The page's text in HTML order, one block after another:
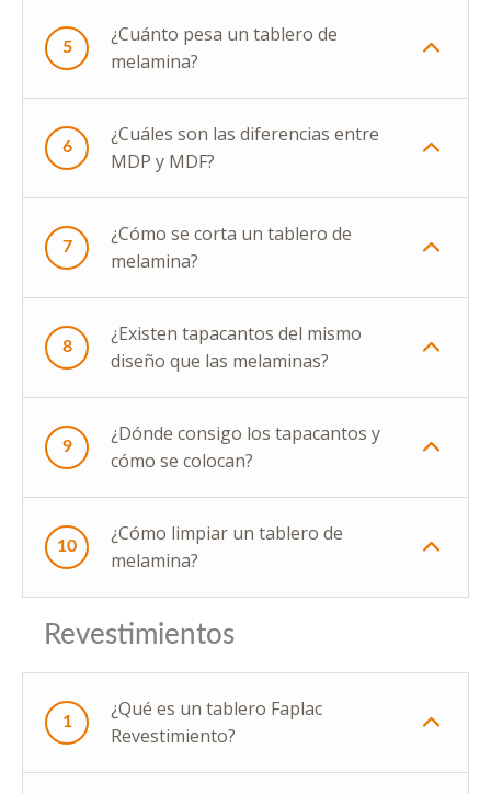
5
¿Cuánto pesa un tablero de
melamina?
6
¿Cuáles son las diferencias entre
MDP y MDF?
7
¿Cómo se corta un tablero de
melamina?
8
¿Existen tapacantos del mismo
diseño que las melaminas?
9
¿Dónde consigo los tapacantos y
cómo se colocan?
10
¿Cómo limpiar un tablero de
melamina?
Revestimientos
1
¿Qué es un tablero Faplac
Revestimiento?